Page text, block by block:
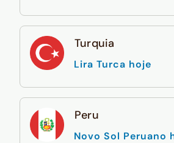
Turquia
Lira Turca hoje
Peru
Novo Sol Peruano